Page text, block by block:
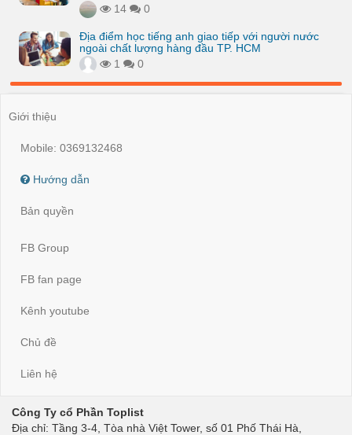
14
0
Địa điểm học tiếng anh giao tiếp với người nước
ngoài chất lượng hàng đầu TP. HCM
1
0
Giới thiệu
Mobile: 0369132468
Hướng dẫn
Bản quyền
FB Group
FB fan page
Kênh youtube
Chủ đề
Liên hệ
Công Ty cổ Phần Toplist
Địa chỉ: Tầng 3-4, Tòa nhà Việt Tower, số 01 Phố Thái Hà,